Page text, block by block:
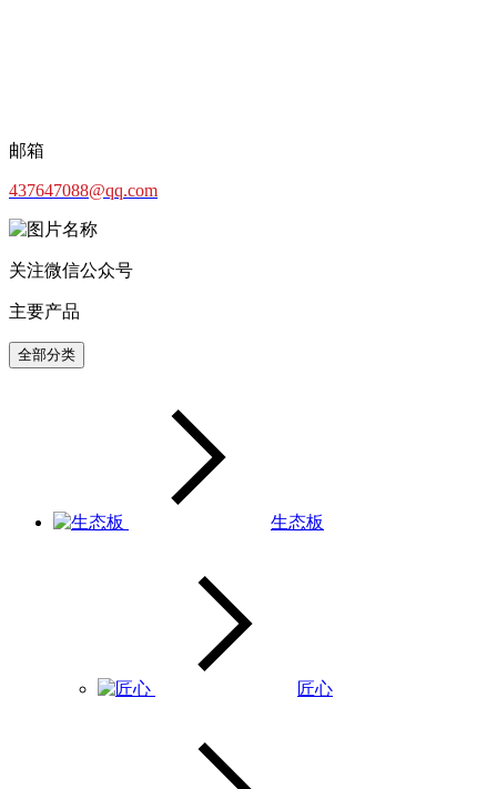
邮箱
437647088@qq.com
关注微信公众号
主要产品
全部分类
生态板
匠心